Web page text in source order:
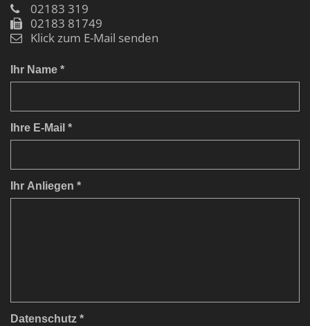
02183 319
02183 81749
Klick zum E-Mail senden
Ihr Name *
Ihre E-Mail *
Ihr Anliegen *
Datenschutz *